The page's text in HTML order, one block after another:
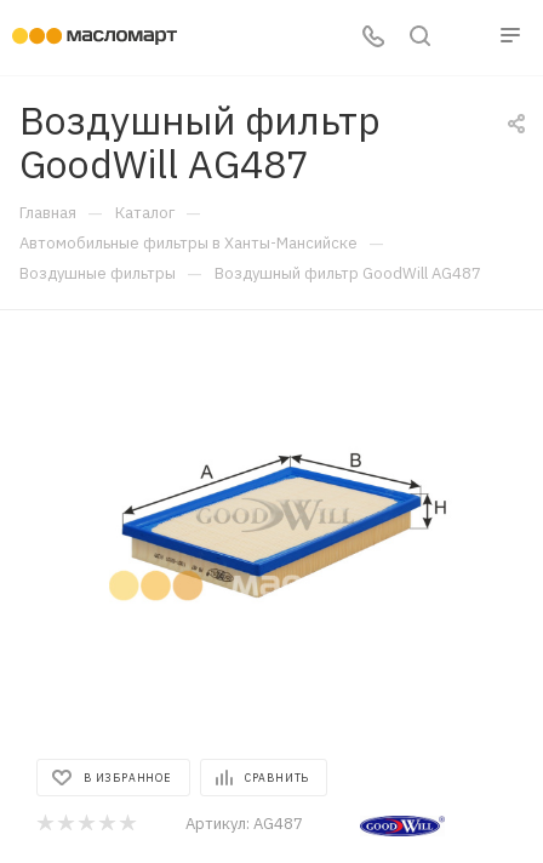
Воздушный фильтр
GoodWill AG487
Главная — Каталог —
Автомобильные фильтры в Ханты-Мансийске —
Воздушные фильтры — Воздушный фильтр GoodWill AG487
В ИЗБРАННОЕ СРАВНИТЬ
Артикул: AG487